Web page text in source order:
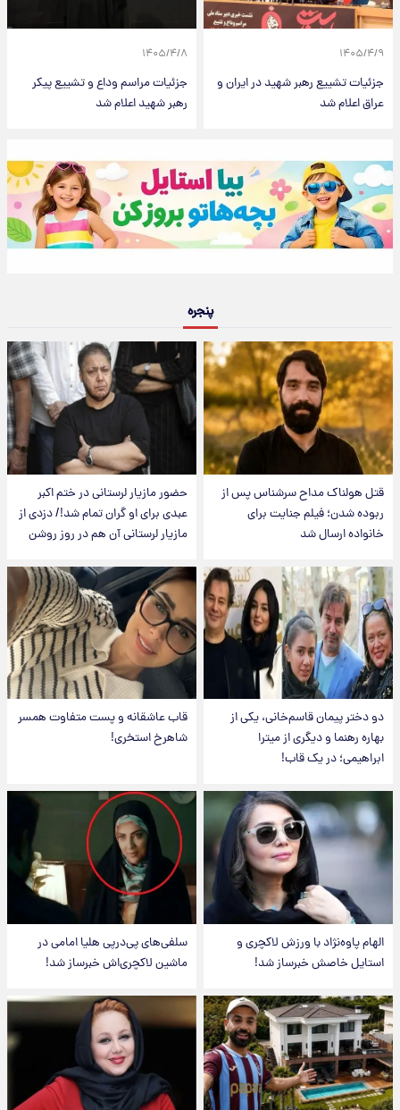
۱۴۰۵/۴/۹
جزئیات تشییع رهبر شهید در ایران و
عراق اعلام شد
۱۴۰۵/۴/۸
جزئیات مراسم وداع و تشییع پیکر
رهبر شهید اعلام شد
پنجره
قتل هولناک مداح سرشناس پس از
ربوده شدن؛ فیلم جنایت برای
خانواده ارسال شد
حضور مازیار لرستانی در ختم اکبر
عبدی برای او گران تمام شد!/ دزدی از
مازیار لرستانی آن هم در روز روشن
دو دختر پیمان قاسم‌خانی، یکی از
بهاره رهنما و دیگری از میترا
ابراهیمی؛ در یک قاب!
قاب عاشقانه و پست متفاوت همسر
شاهرخ استخری!
الهام پاوه‌نژاد با ورزش لاکچری و
استایل خاصش خبرساز شد!
سلفی‌های پی‌درپی هلیا امامی در
ماشین لاکچری‌اش خبرساز شد!